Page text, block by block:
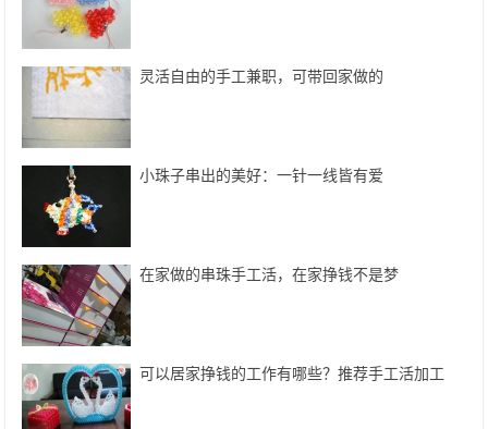
灵活自由的手工兼职，可带回家做的
小珠子串出的美好：一针一线皆有爱
在家做的串珠手工活，在家挣钱不是梦
可以居家挣钱的工作有哪些？推荐手工活加工